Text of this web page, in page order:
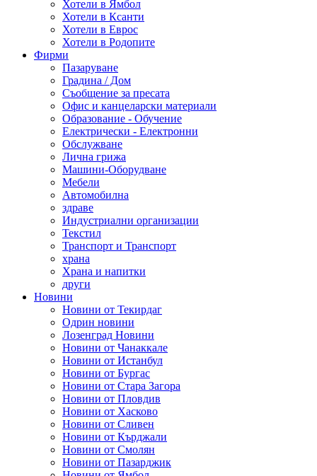
Хотели в Ямбол
Хотели в Ксанти
Хотели в Еврос
Хотели в Родопите
Фирми
Пазаруване
Градина / Дом
Съобщение за пресата
Офис и канцеларски материали
Образование - Обучение
Електрически - Електронни
Обслужване
Лична грижа
Машини-Оборудване
Мебели
Автомобилна
здраве
Индустриални организации
Текстил
Транспорт и Транспорт
храна
Храна и напитки
други
Новини
Новини от Текирдаг
Одрин новини
Лозенград Новини
Новини от Чанаккале
Новини от Истанбул
Новини от Бургас
Новини от Стара Загора
Новини от Пловдив
Новини от Хасково
Новини от Сливен
Новини от Кърджали
Новини от Смолян
Новини от Пазарджик